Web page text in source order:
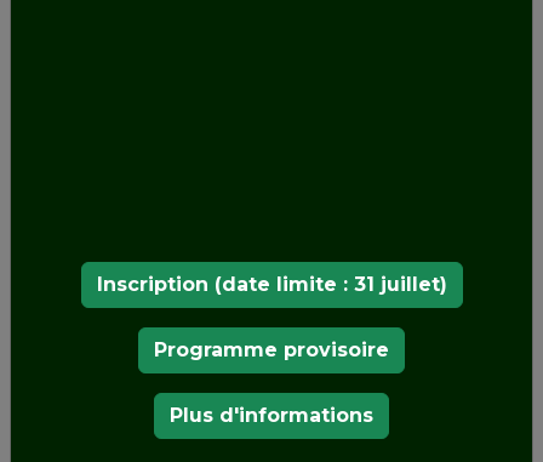
Inscription (date limite : 31 juillet)
Programme provisoire
Plus d'informations